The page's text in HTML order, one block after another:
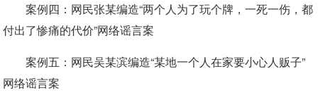
案例四： 网民张某编造“两个人为了玩个牌，一死一伤，都
付出了惨痛的代价”网络谣言案
案例五： 网民吴某滨编造“某地一个人在家要小心人贩子”
网络谣言案